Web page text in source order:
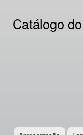
Catálogo